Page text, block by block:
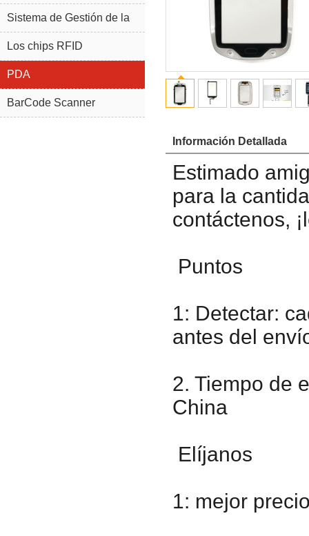
Sistema de Gestión de la
joyería RFID
Los chips RFID
PDA
BarCode Scanner
Información Detallada
Estimado
para la
contáctenos,
Puntos
1: Detectar:
antes del
2. Tiempo de
China
Elíjanos
1: mejor